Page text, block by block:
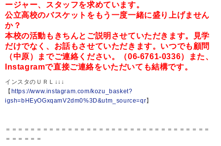
ージャー、スタッフを求めています。
公立高校のバスケットをもう一度一緒に盛り上げません
か？
本校の活動もきちんとご説明させていただきます。見学
だけでなく、お話もさせていただきます。いつでも顧問
（中原）までご連絡ください。（06-6761-0336）また、
Instagramで直接ご連絡をいただいても結構です。
インスタのＵＲＬ↓↓↓
【 https://www.instagram.com/kozu_basket?
igsh=bHEyOGxqamV2dm0%3D&utm_source=qr】
＝＝＝＝＝＝＝＝＝＝＝＝＝＝＝＝＝＝＝＝＝＝＝＝＝＝＝＝＝＝＝＝＝
＝＝＝＝＝＝